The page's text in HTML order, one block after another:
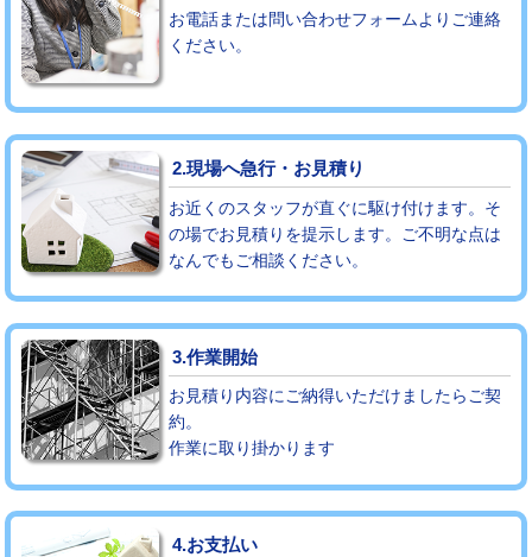
コンクリート斫り（厚さ10㎝超え） 38,500円
モルタル補修（厚さ10㎝まで）
モルタル補修（厚さ10㎝超え） 38,500円
追加人工 16,500円
廃棄・処分 現場見積
※給水管工事は20mmまでの価格です。
お電話または問い合わせフォームよりご連絡
ください。
2.現場へ急行・お見積り
お近くのスタッフが直ぐに駆け付けます。そ
の場でお見積りを提示します。ご不明な点は
なんでもご相談ください。
3.作業開始
お見積り内容にご納得いただけましたらご契
約。
作業に取り掛かります
4.お支払い